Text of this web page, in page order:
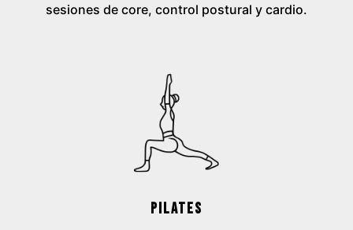
sesiones de core, control postural y cardio.
PILATES